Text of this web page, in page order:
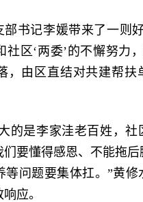
部书记李媛带来了一则
社区‘两委’的不懈努力
，由区直结对共建帮扶
的是李家洼老百姓，社
要懂得感恩、不能拖后
等问题要集体扛。”黄修
应。